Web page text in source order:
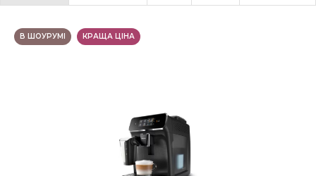
В ШОУРУМІ КРАЩА ЦІНА